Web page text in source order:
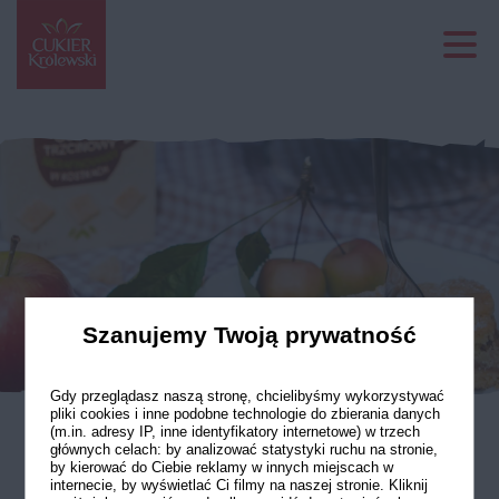
Jabłecznik z sosem
Szanujemy Twoją prywatność
Gdy przeglądasz naszą stronę, chcielibyśmy wykorzystywać
pliki cookies i inne podobne technologie do zbierania danych
(m.in. adresy IP, inne identyfikatory internetowe) w trzech
głównych celach: by analizować statystyki ruchu na stronie,
by kierować do Ciebie reklamy w innych miejscach w
internecie, by wyświetlać Ci filmy na naszej stronie. Kliknij